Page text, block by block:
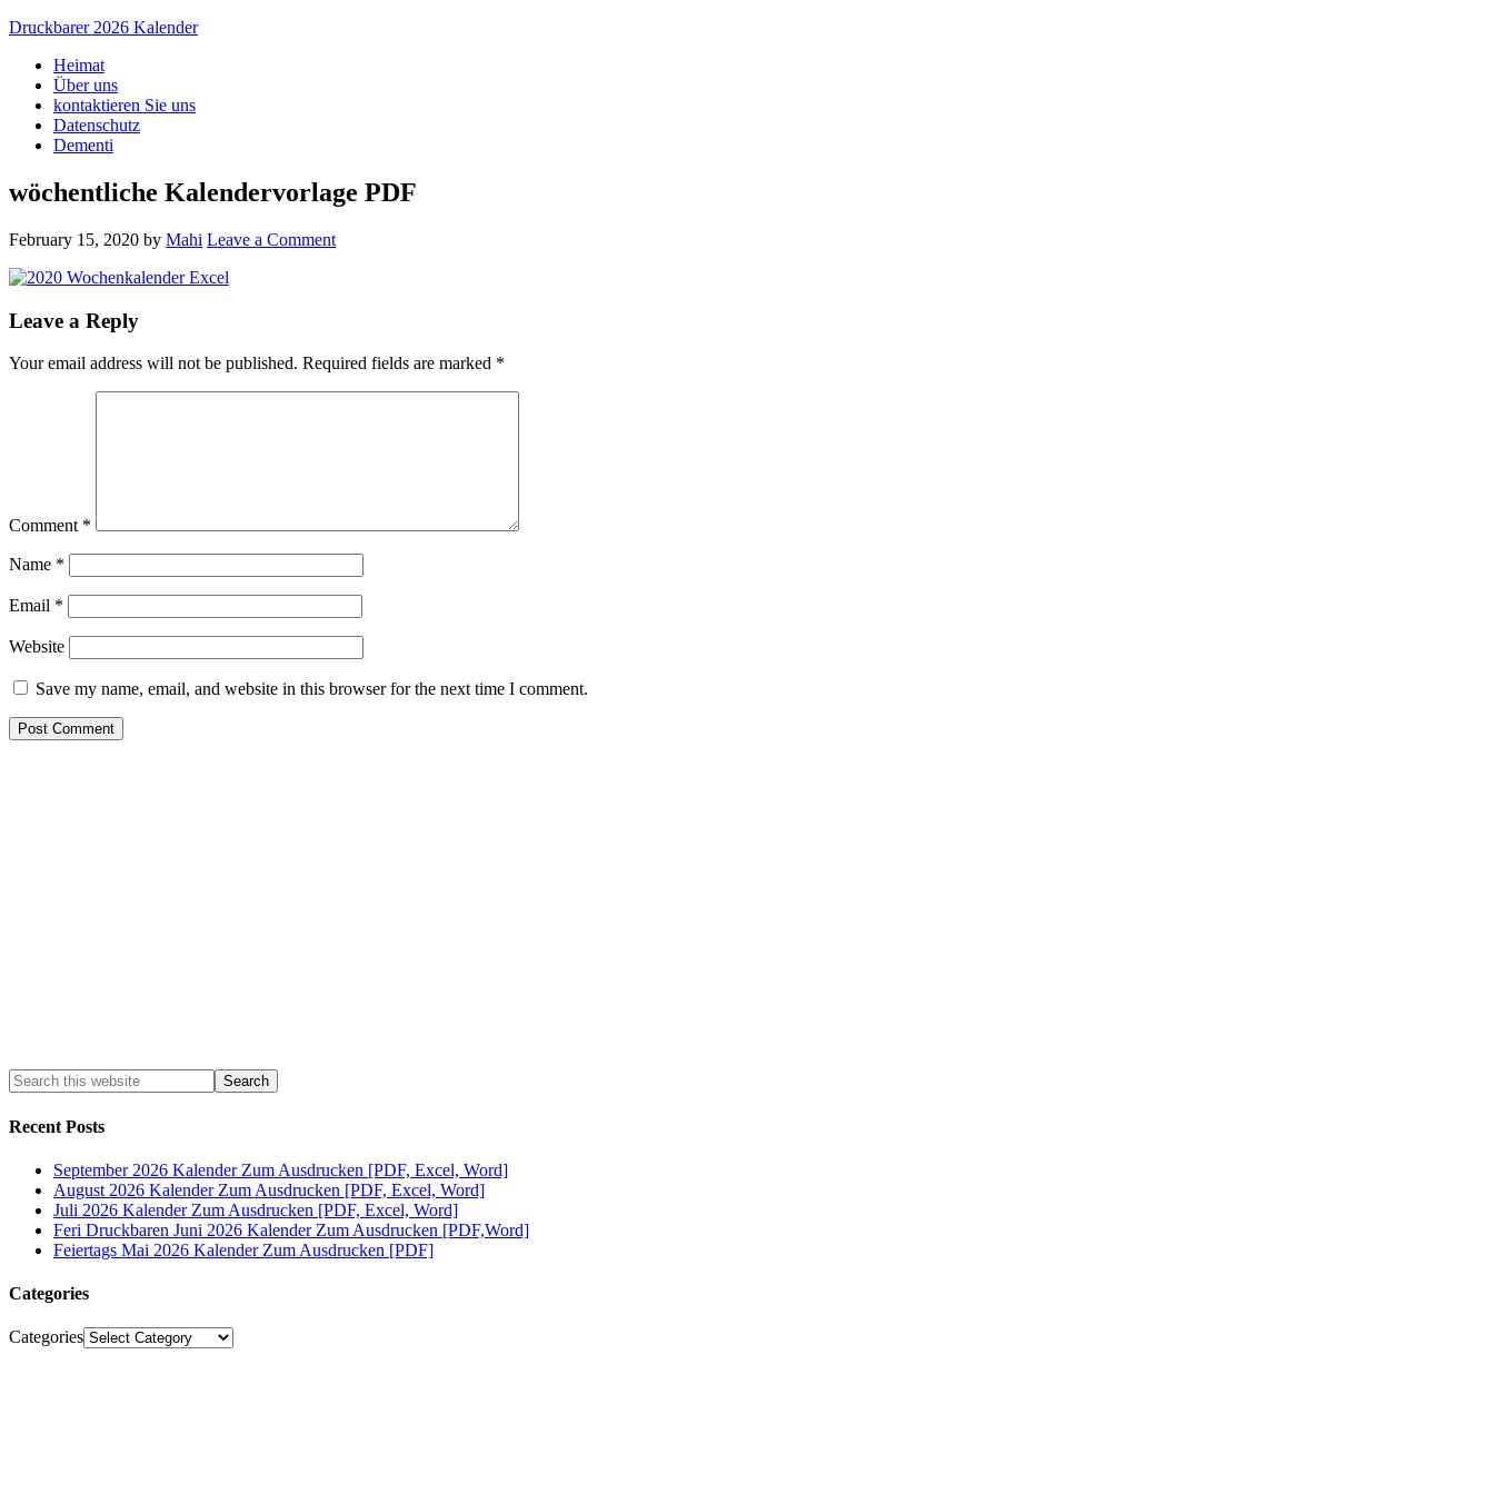
Druckbarer 2026 Kalender
Heimat
Über uns
kontaktieren Sie uns
Datenschutz
Dementi
wöchentliche Kalendervorlage PDF
February 15, 2020 by Mahi Leave a Comment
Leave a Reply
Your email address will not be published. Required fields are marked *
Comment *
Name *
Email *
Website
Save my name, email, and website in this browser for the next time I comment.
Recent Posts
September 2026 Kalender Zum Ausdrucken [PDF, Excel, Word]
August 2026 Kalender Zum Ausdrucken [PDF, Excel, Word]
Juli 2026 Kalender Zum Ausdrucken [PDF, Excel, Word]
Feri Druckbaren Juni 2026 Kalender Zum Ausdrucken [PDF,Word]
Feiertags Mai 2026 Kalender Zum Ausdrucken [PDF]
Categories
Categories